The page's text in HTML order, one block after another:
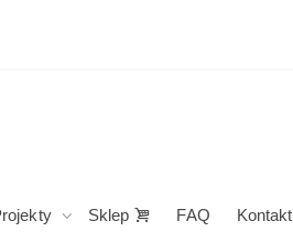
Sklep FAQ Kontakt